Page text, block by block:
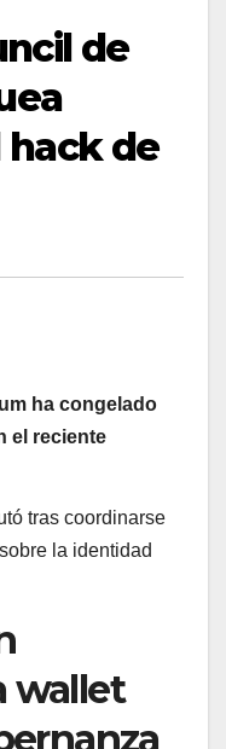
de
hack de
ha congelado
el reciente
tras coordinarse
la identidad
wallet